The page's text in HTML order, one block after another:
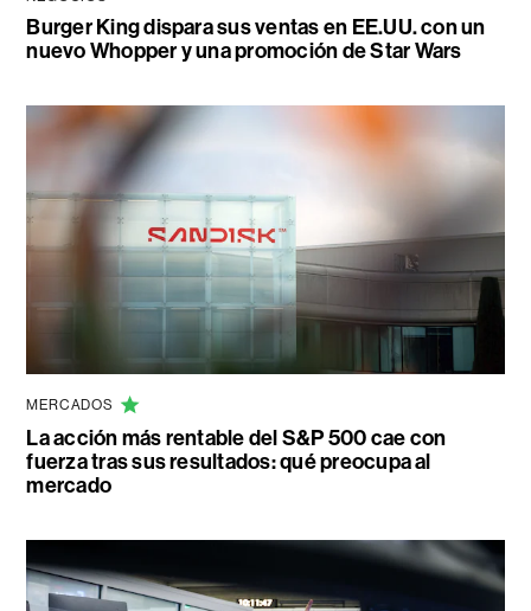
Burger King dispara sus ventas en EE.UU. con un
nuevo Whopper y una promoción de Star Wars
MERCADOS
La acción más rentable del S&P 500 cae con
fuerza tras sus resultados: qué preocupa al
mercado